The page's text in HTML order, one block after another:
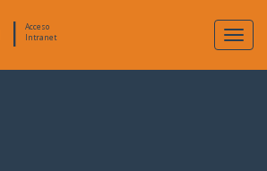
|
Acceso
Intranet